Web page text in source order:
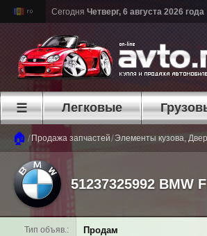
Сегодня Четверг, 6 августа 2026 года
☰ Легковые
🏠 / Продажа запчастей/Элементы кузова,
51237325992 BMW
Тип объяв. Продам